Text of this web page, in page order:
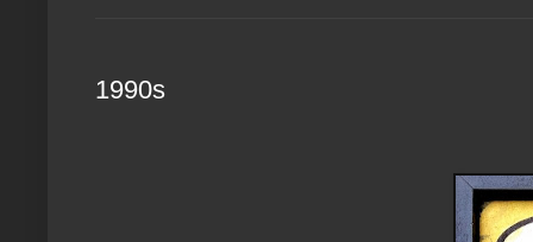
1990s